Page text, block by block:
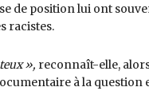
de position lui ont
racistes.
», reconnaît-elle,
à la question